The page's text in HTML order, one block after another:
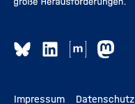
Impressum Datenschutz